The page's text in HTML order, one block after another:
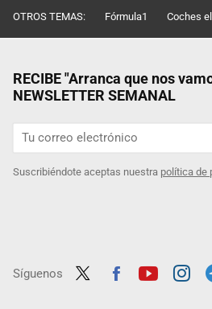
OTROS TEMAS: Fórmula1 Coches
RECIBE "Arranca que nos
NEWSLETTER SEMANAL
Suscribiéndote aceptas nuestra política de
Síguenos